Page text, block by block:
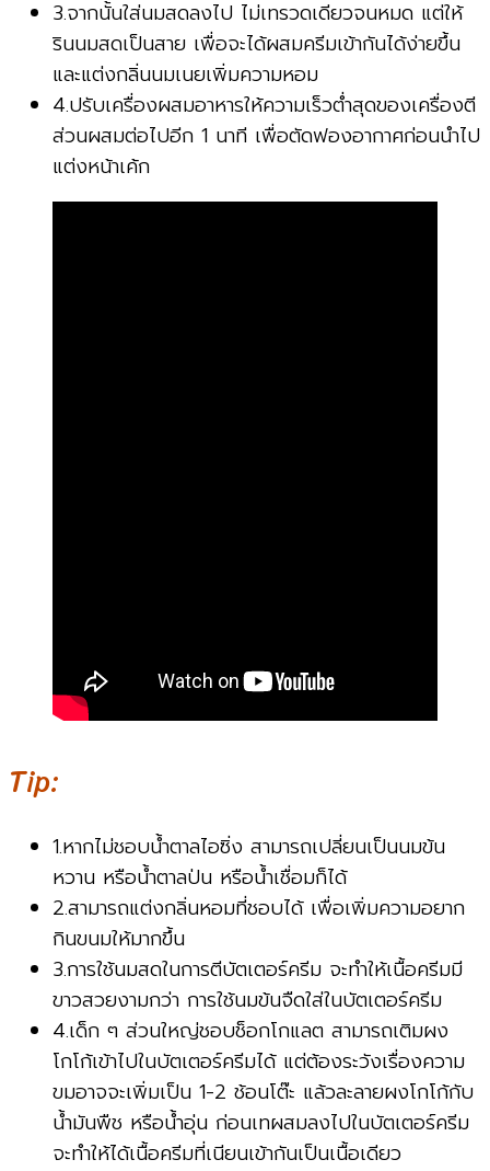
3.จากนั้นใส่นมสดลงไป ไม่เทรวดเดียวจนหมด แต่ให้
รินนมสดเป็นสาย เพื่อจะได้ผสมครีมเข้ากันได้ง่ายขึ้น
และแต่งกลิ่นนมเนยเพิ่มความหอม
4.ปรับเครื่องผสมอาหารให้ความเร็วต่ำสุดของเครื่องตี
ส่วนผสมต่อไปอีก 1 นาที เพื่อตัดฟองอากาศก่อนนำไป
แต่งหน้าเค้ก
Tip:
1.หากไม่ชอบน้ำตาลไอซิ่ง สามารถเปลี่ยนเป็นนมข้น
หวาน หรือน้ำตาลป่น หรือน้ำเชื่อมก็ได้
2.สามารถแต่งกลิ่นหอมที่ชอบได้ เพื่อเพิ่มความอยาก
กินขนมให้มากขึ้น
3.การใช้นมสดในการตีบัตเตอร์ครีม จะทำให้เนื้อครีมมี
ขาวสวยงามกว่า การใช้นมข้นจืดใส่ในบัตเตอร์ครีม
4.เด็ก ๆ ส่วนใหญ่ชอบช็อกโกแลต สามารถเติมผง
โกโก้เข้าไปในบัตเตอร์ครีมได้ แต่ต้องระวังเรื่องความ
ขมอาจจะเพิ่มเป็น 1-2 ช้อนโต๊ะ แล้วละลายผงโกโก้กับ
น้ำมันพืช หรือน้ำอุ่น ก่อนเทผสมลงไปในบัตเตอร์ครีม
จะทำให้ได้เนื้อครีมที่เนียนเข้ากันเป็นเนื้อเดียว